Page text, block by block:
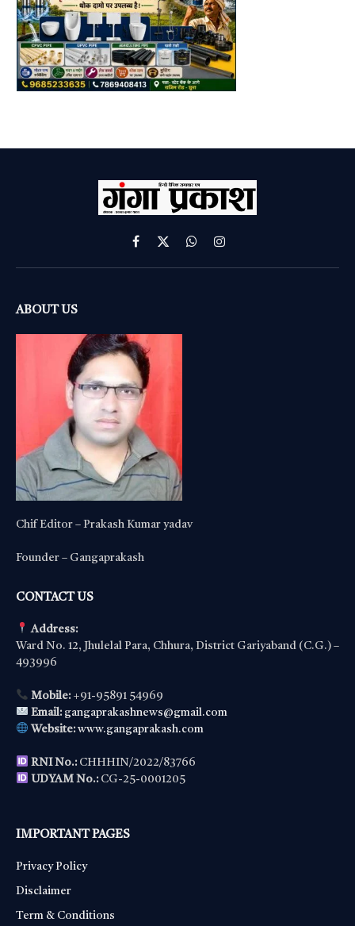
Facebook
X
(Twitter)
WhatsAppInstagram
ABOUT US
Chif Editor – Prakash Kumar yadav
Founder – Gangaprakash
CONTACT US
Address:
Ward No. 12, Jhulelal Para, Chhura, District Gariyaband (C.G.) –
493996
Mobile:+91-95891 54969
Email: gangaprakashnews@gmail.com
Website: www.gangaprakash.com
RNI No.:CHHHIN/2022/83766
UDYAM No.:CG-25-0001205
IMPORTANT PAGES
Privacy Policy
Disclaimer
Term & Conditions